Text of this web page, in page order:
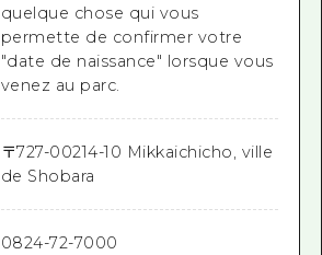
quelque chose qui vous
permette de confirmer votre
"date de naissance" lorsque vous
venez au parc.
〒727-00214-10 Mikkaichicho, ville
de Shobara
0824-72-7000